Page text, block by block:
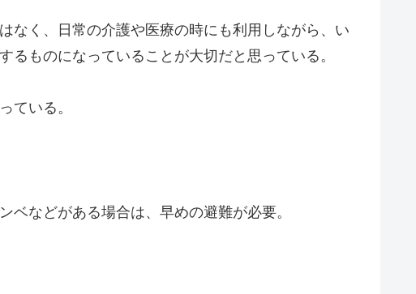
なく、日常の介護や医療の時にも利用しながら、い
ものになっていることが大切だと思っている。
ている。
ベなどがある場合は、早めの避難が必要。